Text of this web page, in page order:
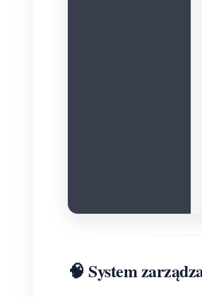
🧠 System